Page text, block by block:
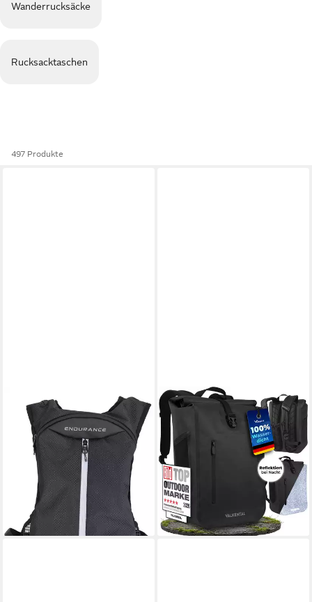
Wanderrucksäcke
Rucksacktaschen
497 Produkte
ENDURANCE
Wanderrucksack Cogate, mit
reflektierenden Elementen
34,95 €
lieferbar - in 2-3 Werktagen bei dir
VALKENTAL
Tagesrucksack Alltags- &
Freizeitrucksack wasserdicht
& vollreflektierend 28L
89,99 €
-31%
lieferbar - in 3-4 Werktagen bei dir